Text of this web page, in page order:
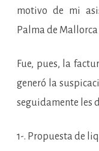
motivo de mi
Palma de Mallorca
Fue, pues, la
generó la
seguidamente les
1-. Propuesta de